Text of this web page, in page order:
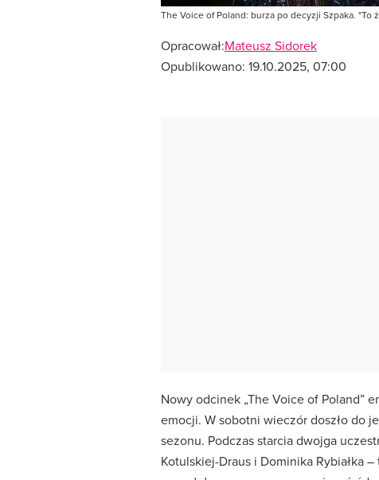
The Voice of Poland: burza po decyzji Szpaka. "To
Opracował:Mateusz Sidorek
Opublikowano: 19.10.2025, 07:00
Nowy odcinek „The Voice of Poland”
emocji. W sobotni wieczór doszło do
sezonu. Podczas starcia dwojga
Kotulskiej-Draus i Dominika Rybiałka